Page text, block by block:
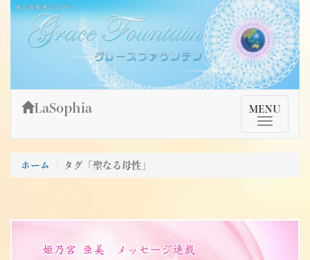
Skip
content
姫乃宮亜美公式サイト～Grace Fountain～
グレースファウンテン
TMenu
MENU
LaSophia
ホーム タグ「聖なる母性」